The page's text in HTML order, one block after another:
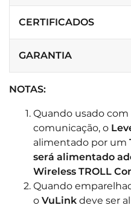
CERTIFICADOS
GARANTIA
NOTAS:
Quando usado
comunicação, o
alimentado por um
será alimentado
Wireless TROLL
Quando
o VuLink deve ser